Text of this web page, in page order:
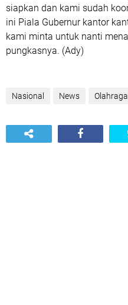
siapkan dan kami sudah
ini Piala Gubernur kantor
kami minta untuk nanti
pungkasnya. (Ady)
Nasional News Olahraga